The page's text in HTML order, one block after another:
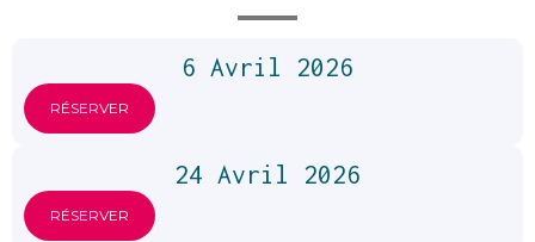
6 Avril 2026
RÉSERVER
24 Avril 2026
RÉSERVER